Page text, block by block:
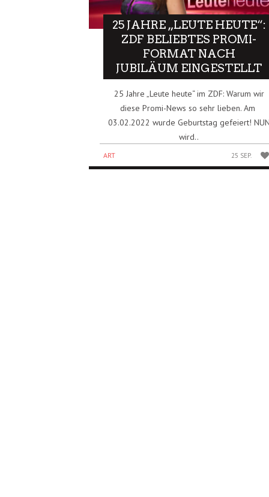
25 JAHRE „LEUTE HEUTE“:
ZDF BELIEBTES PROMI-
FORMAT NACH
JUBILÄUM EINGESTELLT
25 Jahre „Leute heute“ im ZDF: Warum wir
diese Promi-News so sehr lieben. Am
03.02.2022 wurde Geburtstag gefeiert!
wird..
ART 25 SEP.